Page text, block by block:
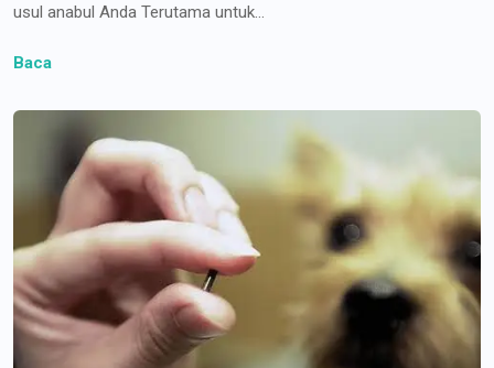
usul anabul Anda Terutama untuk...
Baca